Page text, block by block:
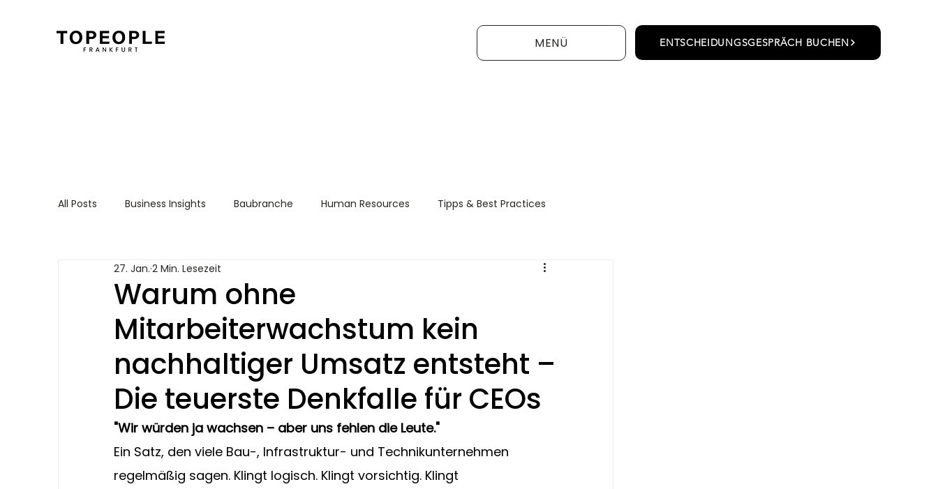
MENÜ ENTSCHEIDUNGSGESPRÄCH BUCHEN
All Posts Business Insights Baubranche Human Resources Tipps & Best Practices
Warum ohne
Mitarbeiterwachstum kein
nachhaltiger Umsatz entsteht –
Die teuerste Denkfalle für CEOs
27. Jan. 2 Min. Lesezeit
"Wir würden ja wachsen – aber uns fehlen die Leute."
Ein Satz, den viele Bau-, Infrastruktur- und Technikunternehmen
regelmäßig sagen. Klingt logisch. Klingt vorsichtig. Klingt